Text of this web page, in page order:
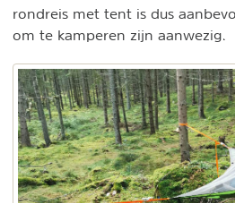
rondreis met tent is dus
om te kamperen zijn aanwezig.